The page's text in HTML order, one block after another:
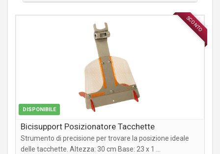
SCONTO
DISPONIBILE
ACCESSORI
Bicisupport Posizionatore Tacchette
Strumento di precisione per trovare la posizione ideale
delle tacchette. Altezza: 30 cm Base: 23 x 1 ...